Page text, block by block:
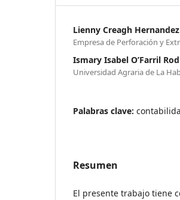
Lienny Creagh Hernandez
Empresa de Perforación y
Ismary Isabel O’Farril
Universidad Agraria de La
Palabras clave:
Resumen
El presente trabajo tiene